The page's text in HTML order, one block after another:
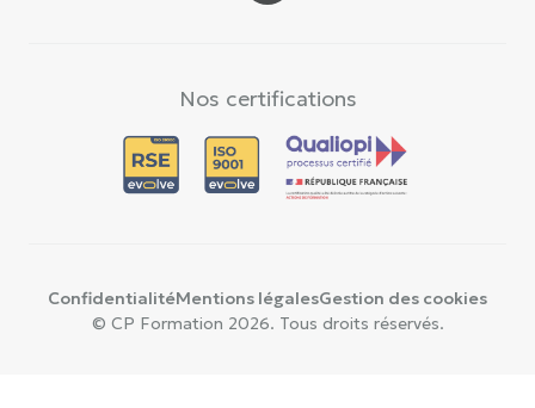
Nos certifications
© CP Formation 2026. Tous droits réservés.
ConfidentialitéMentions légalesGestion des cookies